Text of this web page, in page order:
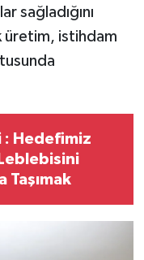
sağladığını
üretim, istihdam
: Hedefimiz
Taşımak